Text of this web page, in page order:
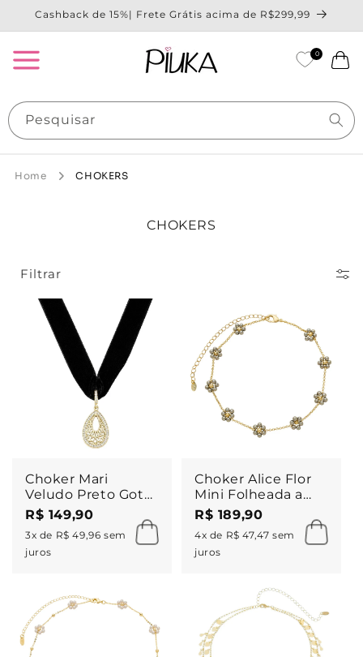
para o
conteúdo
Cashback de 15%| Frete Grátis acima de R$299,99
Pesquisar
0Carrinho
Home CHOKERS
C
Ã
CHOKERS
Filtrar
Choker Mari
Veludo Preto Gota
Zircônias Folheada
a Ouro 18k
R$ 149,90
3x de R$ 49,96 sem
juros
Choker Alice Flor
Mini Folheada a
Ouro 18k e
Folheada em
Ródio Branco
R$ 189,90
4x de R$ 47,47 sem
juros